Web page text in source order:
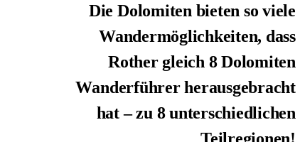
Die Dolomiten bieten so viele
Wandermöglichkeiten, dass
Rother gleich 8 Dolomiten
Wanderführer herausgebracht
hat – zu 8 unterschiedlichen